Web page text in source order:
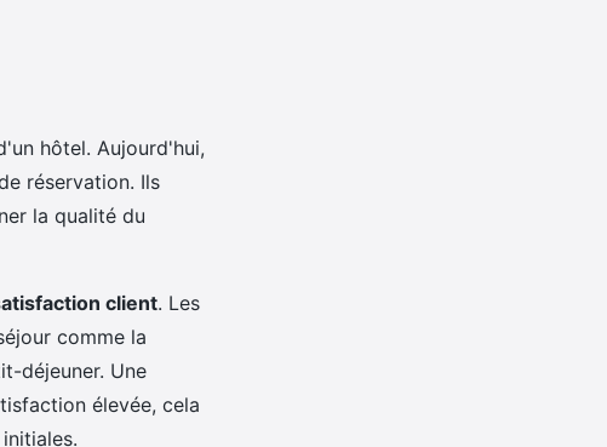
hôtel. Aujourd'hui,
réservation. Ils
la qualité du
client. Les
comme la
déjeuner. Une
élevée, cela